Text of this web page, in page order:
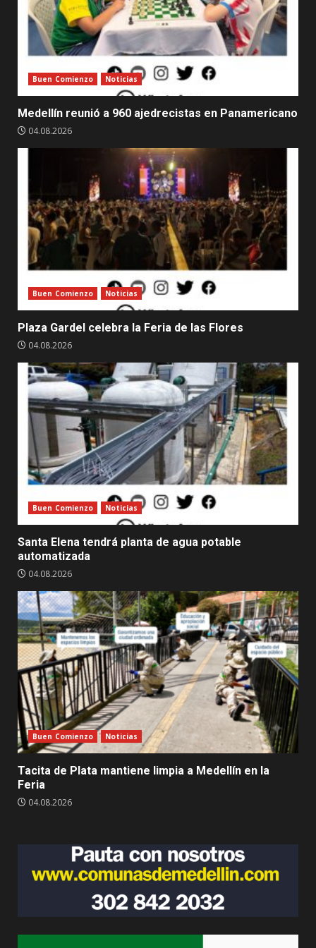
Buen Comienzo Noticias
Medellín reunió a 960 ajedrecistas en Panamericano
04.08.2026
Buen Comienzo Noticias
Plaza Gardel celebra la Feria de las Flores
04.08.2026
Buen Comienzo Noticias
Santa Elena tendrá planta de agua potable
automatizada
04.08.2026
Buen Comienzo Noticias
Tacita de Plata mantiene limpia a Medellín en la
Feria
04.08.2026